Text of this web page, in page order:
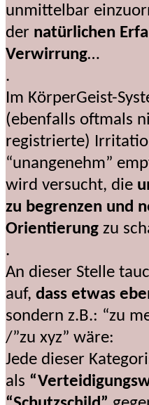
unmittelbar
der natürlichen
Verwirrung…
.
Im KörperGeist-
(ebenfalls oftmals
registrierte)
“unangenehm”
wird versucht, die
zu begrenzen und
Orientierung zu
.
An dieser Stelle
auf, dass etwas
sondern z.B.: “zu
/”zu xyz” wäre:
Jede dieser
als